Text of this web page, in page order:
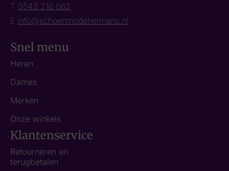
T 0543 216 062
E info@schoenmodehermans.nl
Snel menu
Heren
Dames
Merken
Onze winkels
Klantenservice
Retourneren en
terugbetalen